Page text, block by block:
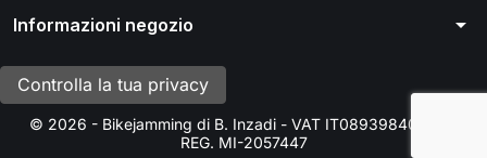
Informazioni negozio arrow_drop_down
Controlla la tua privacy
© 2026 - Bikejamming di B. Inzadi - VAT IT08939840966 -
REG. MI-2057447